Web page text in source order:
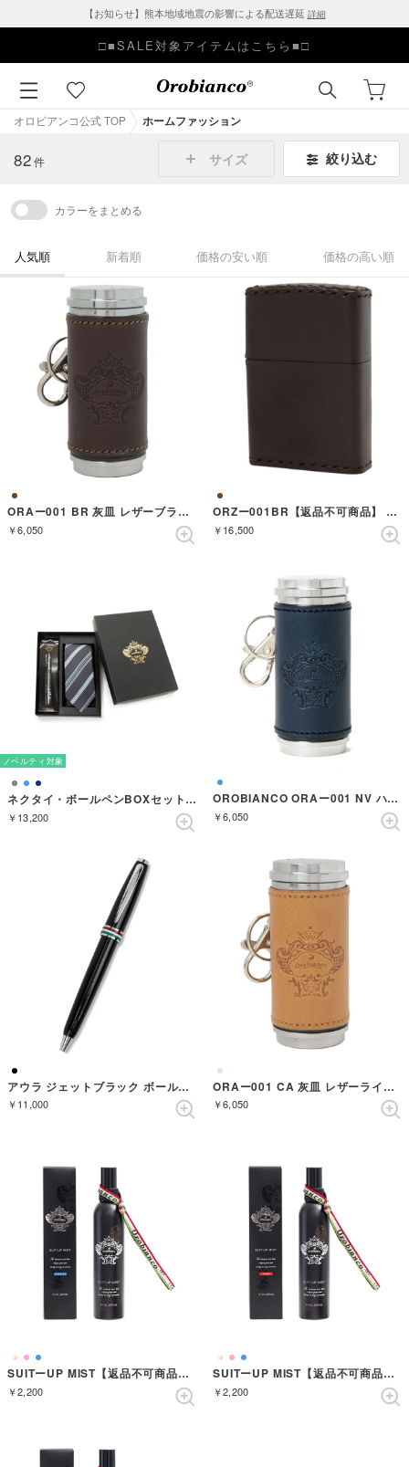
【お知らせ】熊本地域地震の影響による配送遅延 詳細
□■SALE対象アイテムはこちら■□
オロビアンコ公式 TOP ホームファッション
82件 サイズ 絞り込む
カラーをまとめる
人気順 新着順 価格の安い順 価格の高い順
ORAー001 BR 灰皿 レザーブラウン （BROWN）
￥6,050
ORZー001BR【返品不可商品】 （BROWN）
￥16,500
ノベルティ対象
ネクタイ・ボールペンBOXセット ストライプ （グレー）
￥13,200
OROBIANCO ORAー001 NV ハイザラ レザーネイビー （NAVY）
￥6,050
アウラ ジェットブラック ボールペン
￥11,000
ORAー001 CA 灰皿 レザーライトブラウン （CAMEL）
￥6,050
SUITーUP MIST【返品不可商品】 （AZZURRO）
￥2,200
SUITーUP MIST【返品不可商品】 （ROSSO）
￥2,200